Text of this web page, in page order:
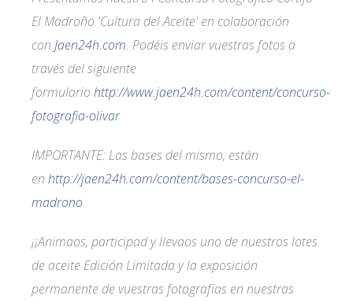
El Madroño 'Cultura del Aceite' en colaboración
con Jaen24h.com. Podéis enviar vuestras fotos a
través del siguiente
formulario http://www.jaen24h.com/content/concurso-
fotografia-olivar
IMPORTANTE: Las bases del mismo, están
en http://jaen24h.com/content/bases-concurso-el-
madrono
¡¡Animaos, participad y llevaos uno de nuestros lotes
de aceite Edición Limitada y la exposición
permanente de vuestras fotografías en nuestras